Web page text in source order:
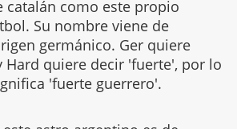
catalán como este propio
Su nombre viene de
germánico. Ger quiere
Hard quiere decir 'fuerte', por lo
'fuerte guerrero'.